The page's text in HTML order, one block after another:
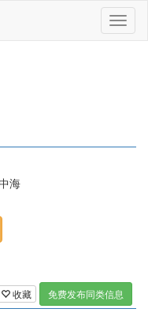
海
收藏 免费发布同类信息